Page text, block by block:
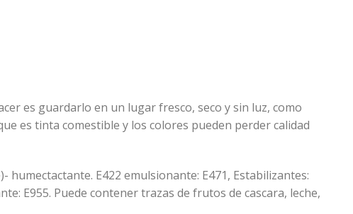
es guardarlo en un lugar fresco, seco y sin luz, como
es tinta comestible y los colores pueden perder calidad
E422 emulsionante: E471, Estabilizantes:
E955. Puede contener trazas de frutos de cascara, leche,